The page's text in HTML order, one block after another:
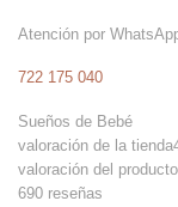
Atención por
722 175 040
Sueños de Bebé
valoración de la tienda
valoración del producto
690 reseñas